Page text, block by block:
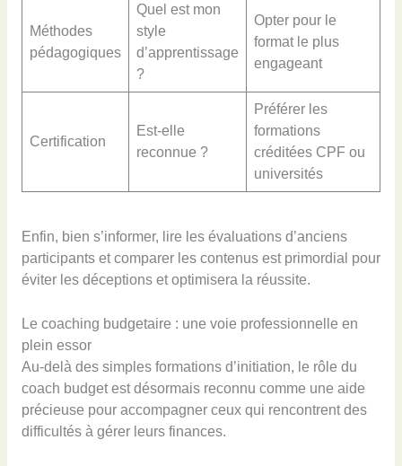
Méthodes
pédagogiques
Quel est mon
style
d’apprentissage
?
Opter pour le
format le plus
engageant
Certification
Est-elle
reconnue ?
Préférer les
formations
créditées CPF ou
universités
Enfin, bien s’informer, lire les évaluations d’anciens
participants et comparer les contenus est primordial pour
éviter les déceptions et optimisera la réussite.
Le coaching budgetaire : une voie professionnelle en
plein essor
Au-delà des simples formations d’initiation, le rôle du
coach budget est désormais reconnu comme une aide
précieuse pour accompagner ceux qui rencontrent des
difficultés à gérer leurs finances.